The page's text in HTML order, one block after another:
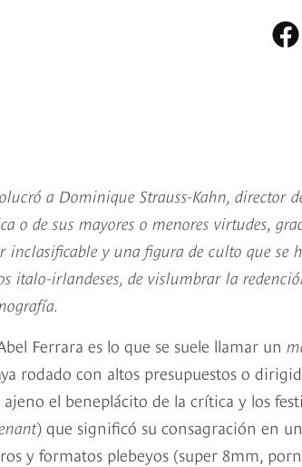
a Dominique Strauss-Kahn, director
o de sus mayores o menores virtudes,
y una figura de culto que se
italo-irlandeses, de vislumbrar la
Ferrara es lo que se suele llamar un
rodado con altos presupuestos o
el beneplácito de la crítica y los
) que significó su consagración en
y formatos plebeyos (super 8mm,